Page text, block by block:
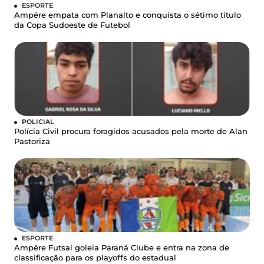
ESPORTE
Ampére empata com Planalto e conquista o sétimo título
da Copa Sudoeste de Futebol
POLICIAL
Polícia Civil procura foragidos acusados pela morte de Alan
Pastoriza
ESPORTE
Ampére Futsal goleia Paraná Clube e entra na zona de
classificação para os playoffs do estadual